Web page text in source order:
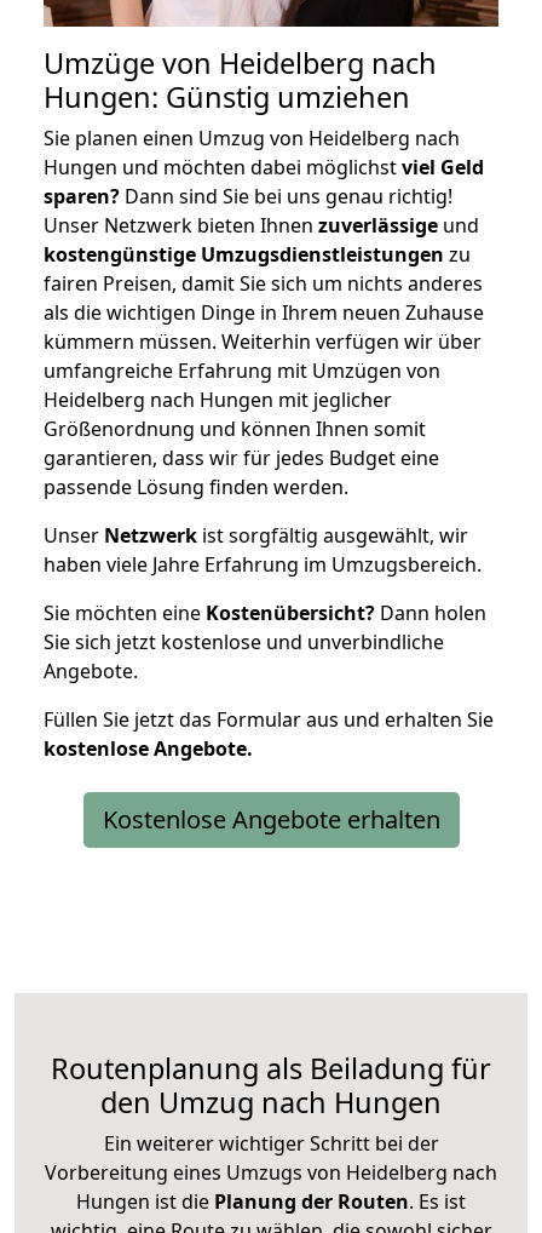
Umzüge von Heidelberg nach
Hungen: Günstig umziehen
Sie planen einen Umzug von Heidelberg nach
Hungen und möchten dabei möglichstviel Geld
sparen? Dann sind Sie bei uns genau richtig!
Unser Netzwerk bieten Ihnen zuverlässige und
kostengünstige Umzugsdienstleistungen zu
fairen Preisen, damit Sie sich um nichts anderes
als die wichtigen Dinge in Ihrem neuen Zuhause
kümmern müssen. Weiterhin verfügen wir über
umfangreiche Erfahrung mit Umzügen von
Heidelberg nach Hungen mit jeglicher
Größenordnung und können Ihnen somit
garantieren, dass wir für jedes Budget eine
passende Lösung finden werden.
Unser Netzwerk ist sorgfältig ausgewählt, wir
haben viele Jahre Erfahrung im Umzugsbereich.
Sie möchten eine Kostenübersicht? Dann holen
Sie sich jetzt kostenlose und unverbindliche
Angebote.
Füllen Sie jetzt das Formular aus und erhalten Sie
kostenloseAngebote.
Kostenlose Angebote erhalten
Routenplanung als Beiladung für
den Umzug nach Hungen
Ein weiterer wichtiger Schritt bei der
Vorbereitung eines Umzugs von Heidelberg nach
Hungen ist die Planung der Routen. Es ist